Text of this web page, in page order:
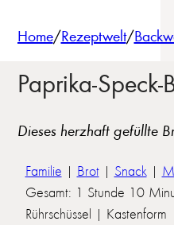
Home/Rezeptwelt/
Paprika-Speck-
Dieses herzhaft gefüllte
Familie | Brot| Snack|
Gesamt: 1 Stunde 10
Rührschüssel |